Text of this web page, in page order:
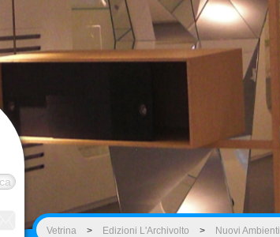
Vetrina > Edizioni L'Archivolto > Nuovi